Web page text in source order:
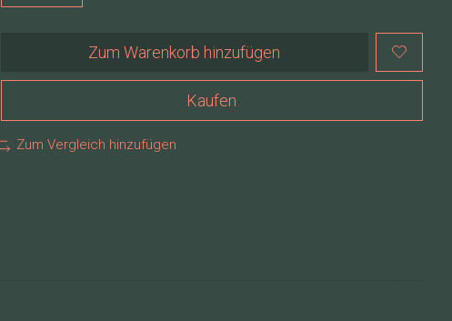
Zum Warenkorb hinzufügen
Kaufen
Zum Vergleich hinzufügen